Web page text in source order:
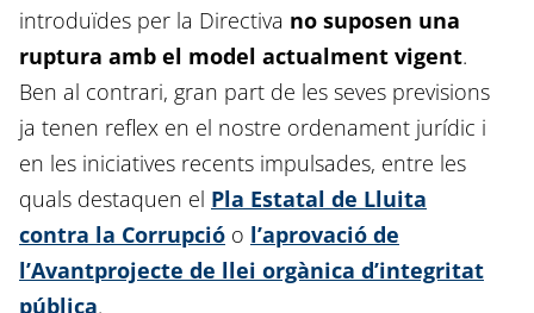
introduïdes per la Directiva no suposen una
ruptura amb el model actualment vigent.
Ben al contrari, gran part de les seves previsions
ja tenen reflex en el nostre ordenament jurídic i
en les iniciatives recents impulsades, entre les
quals destaquen el Pla Estatal de Lluita
contra la Corrupció o l’aprovació de
l’Avantprojecte de llei orgànica d’integritat
pública.